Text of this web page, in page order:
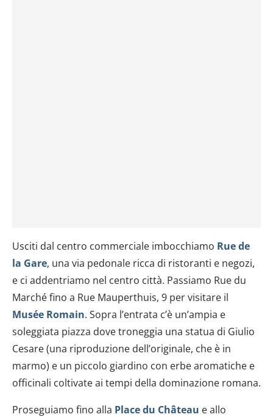
Usciti dal centro commerciale imbocchiamo Rue de
la Gare, una via pedonale ricca di ristoranti e negozi,
e ci addentriamo nel centro città. Passiamo Rue du
Marché fino a Rue Mauperthuis, 9 per visitare il
Musée Romain. Sopra l’entrata c’è un’ampia e
soleggiata piazza dove troneggia una statua di Giulio
Cesare (una riproduzione dell’originale, che è in
marmo) e un piccolo giardino con erbe aromatiche e
officinali coltivate ai tempi della dominazione romana.
Proseguiamo fino alla Place du Château e allo